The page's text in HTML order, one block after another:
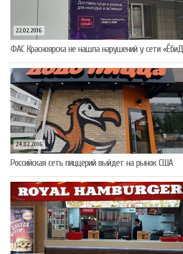
22.02.2016
ФАС Красноярска не нашла нарушений у сети
24.02.2016
Российская сеть пиццерий выйдет на рынок США